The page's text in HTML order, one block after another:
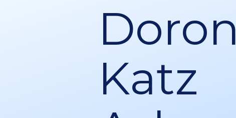
Doron
Katz